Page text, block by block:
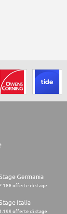
Germania
2.188 offerte di stage
Italia
1.199 offerte di stage